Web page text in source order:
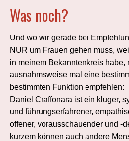
Was noch?
Und wo wir gerade bei
NUR um Frauen gehen muss,
in meinem Bekanntenkreis habe,
ausnahmsweise mal eine
bestimmten Funktion empfehlen:
Daniel Craffonara ist ein kluger,
und führungserfahrener,
offener, vorausschauender und -
kurzem können auch andere